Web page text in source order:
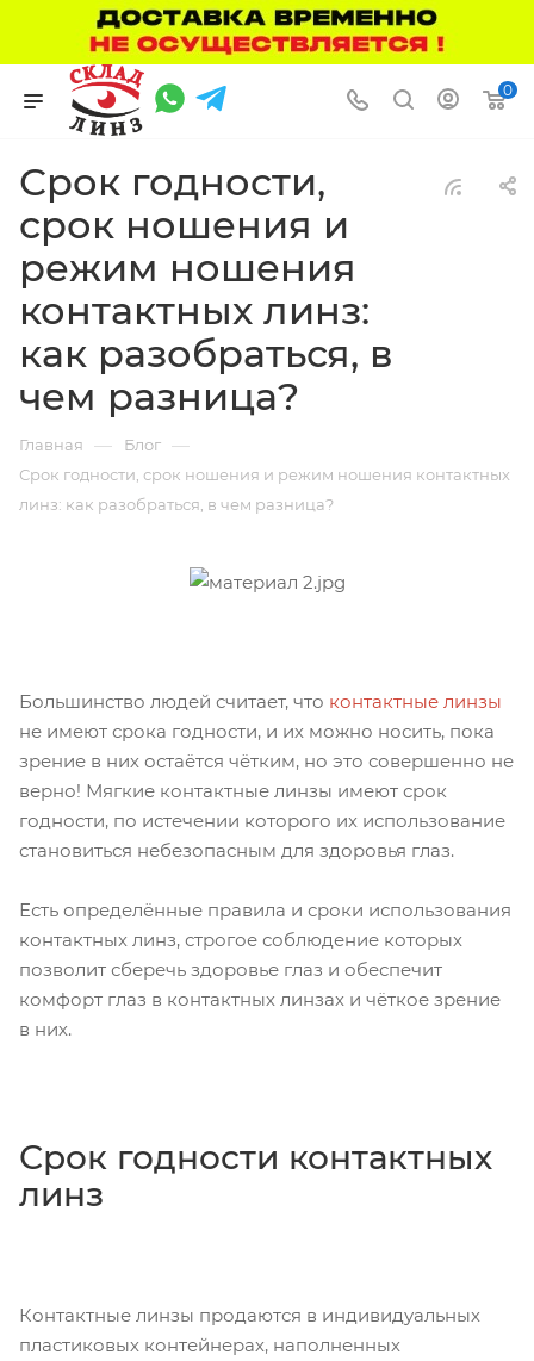
0
Срок годности,
срок ношения и
режим ношения
контактных линз:
как разобраться, в
чем разница?
Главная — Блог —
Срок годности, срок ношения и режим ношения контактных
линз: как разобраться, в чем разница?
Большинство людей считает, что контактные линзы
не имеют срока годности, и их можно носить, пока
зрение в них остаётся чётким, но это совершенно не
верно! Мягкие контактные линзы имеют срок
годности, по истечении которого их использование
становиться небезопасным для здоровья глаз.
Есть определённые правила и сроки использования
контактных линз, строгое соблюдение которых
позволит сберечь здоровье глаз и обеспечит
комфорт глаз в контактных линзах и чёткое зрение
в них.
Срок годности контактных
линз
Контактные линзы продаются в индивидуальных
пластиковых контейнерах, наполненных